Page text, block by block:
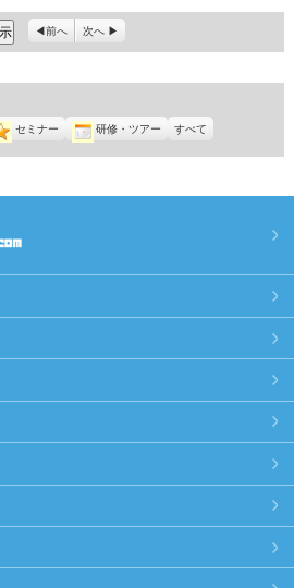
前へ 次へ
セミナー 研修・ツアー すべて